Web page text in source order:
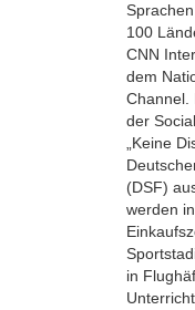
100
CNN
dem
Channel.
der
„Keine
(DSF)
werden
in